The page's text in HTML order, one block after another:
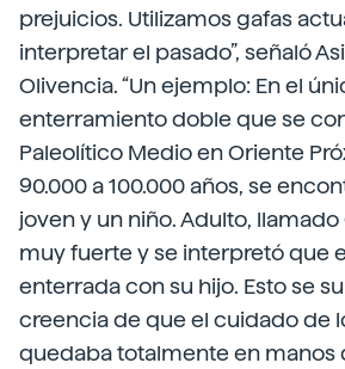
prejuicios. Utilizamos gafas
interpretar el pasado”, señaló
Olivencia. “Un ejemplo: En el
enterramiento doble que se
Paleolítico Medio en Oriente
90.000 a 100.000 años, se
joven y un niño. Adulto, llamado
muy fuerte y se interpretó que
enterrada con su hijo. Esto se
creencia de que el cuidado de
quedaba totalmente en manos